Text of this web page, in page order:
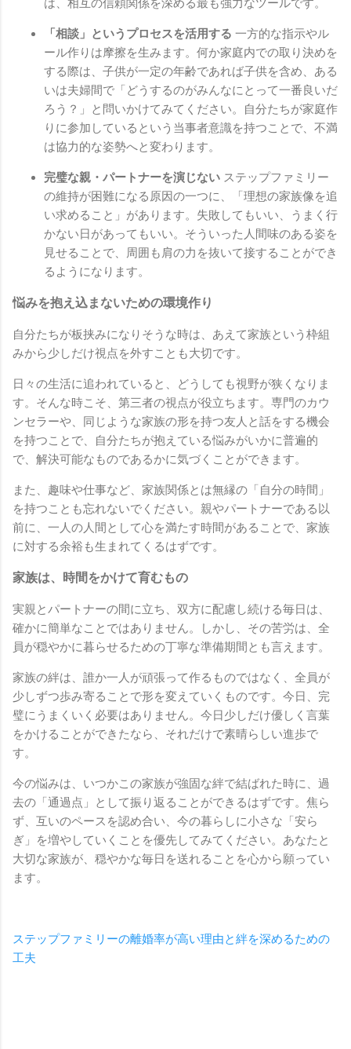
は、相互の信頼関係を深める最も強力なツールです。
「相談」というプロセスを活用する 一方的な指示やル
ール作りは摩擦を生みます。何か家庭内での取り決めを
する際は、子供が一定の年齢であれば子供を含め、ある
いは夫婦間で「どうするのがみんなにとって一番良いだ
ろう？」と問いかけてみてください。自分たちが家庭作
りに参加しているという当事者意識を持つことで、不満
は協力的な姿勢へと変わります。
完璧な親・パートナーを演じない ステップファミリー
の維持が困難になる原因の一つに、「理想の家族像を追
い求めること」があります。失敗してもいい、うまく行
かない日があってもいい。そういった人間味のある姿を
見せることで、周囲も肩の力を抜いて接することができ
るようになります。
悩みを抱え込まないための環境作り
自分たちが板挟みになりそうな時は、あえて家族という枠組
みから少しだけ視点を外すことも大切です。
日々の生活に追われていると、どうしても視野が狭くなりま
す。そんな時こそ、第三者の視点が役立ちます。専門のカウ
ンセラーや、同じような家族の形を持つ友人と話をする機会
を持つことで、自分たちが抱えている悩みがいかに普遍的
で、解決可能なものであるかに気づくことができます。
また、趣味や仕事など、家族関係とは無縁の「自分の時間」
を持つことも忘れないでください。親やパートナーである以
前に、一人の人間として心を満たす時間があることで、家族
に対する余裕も生まれてくるはずです。
家族は、時間をかけて育むもの
実親とパートナーの間に立ち、双方に配慮し続ける毎日は、
確かに簡単なことではありません。しかし、その苦労は、全
員が穏やかに暮らせるための丁寧な準備期間とも言えます。
家族の絆は、誰か一人が頑張って作るものではなく、全員が
少しずつ歩み寄ることで形を変えていくものです。今日、完
璧にうまくいく必要はありません。今日少しだけ優しく言葉
をかけることができたなら、それだけで素晴らしい進歩で
す。
今の悩みは、いつかこの家族が強固な絆で結ばれた時に、過
去の「通過点」として振り返ることができるはずです。焦ら
ず、互いのペースを認め合い、今の暮らしに小さな「安ら
ぎ」を増やしていくことを優先してみてください。あなたと
大切な家族が、穏やかな毎日を送れることを心から願ってい
ます。
ステップファミリーの離婚率が高い理由と絆を深めるための
工夫